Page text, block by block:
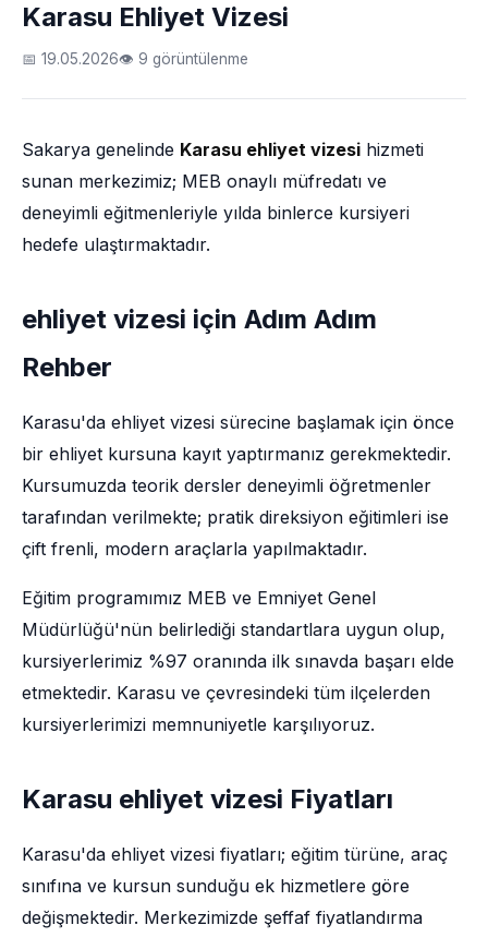
Karasu Ehliyet Vizesi
📅 19.05.2026👁 9 görüntülenme
Sakarya genelinde Karasu ehliyet vizesi hizmeti
sunan merkezimiz; MEB onaylı müfredatı ve
deneyimli eğitmenleriyle yılda binlerce kursiyeri
hedefe ulaştırmaktadır.
ehliyet vizesi için Adım Adım
Rehber
Karasu'da ehliyet vizesi sürecine başlamak için önce
bir ehliyet kursuna kayıt yaptırmanız gerekmektedir.
Kursumuzda teorik dersler deneyimli öğretmenler
tarafından verilmekte; pratik direksiyon eğitimleri ise
çift frenli, modern araçlarla yapılmaktadır.
Eğitim programımız MEB ve Emniyet Genel
Müdürlüğü'nün belirlediği standartlara uygun olup,
kursiyerlerimiz %97 oranında ilk sınavda başarı elde
etmektedir. Karasu ve çevresindeki tüm ilçelerden
kursiyerlerimizi memnuniyetle karşılıyoruz.
Karasu ehliyet vizesi Fiyatları
Karasu'da ehliyet vizesi fiyatları; eğitim türüne, araç
sınıfına ve kursun sunduğu ek hizmetlere göre
değişmektedir. Merkezimizde şeffaf fiyatlandırma